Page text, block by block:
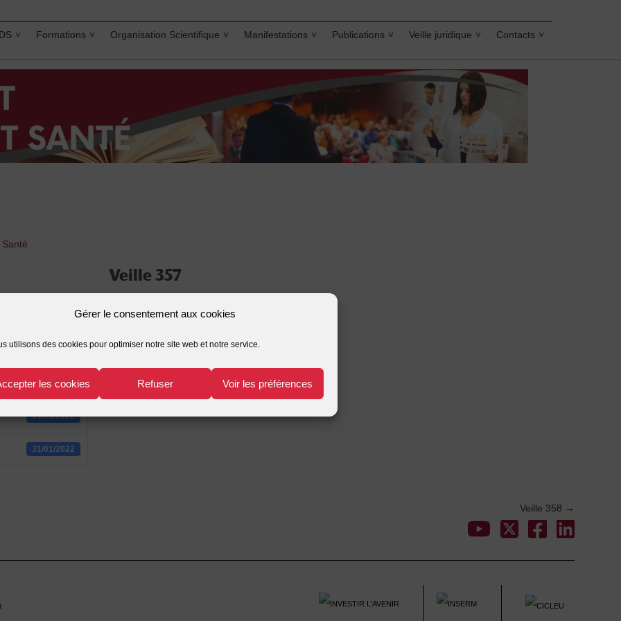
Gérer le consentement aux cookies
utilisons des cookies pour optimiser notre site web et notre service.
les cookies Refuser Voir les préférences
Formations Organisation Scientifique Manifestations Publications Veille juridique Contacts
1227
1.04 MB
1
31/01/2022
31/01/2022
Veille 357
Veille 358 →